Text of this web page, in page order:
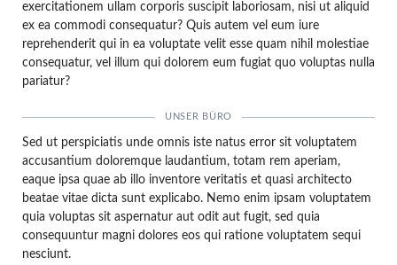
exercitationem ullam corporis suscipit laboriosam, nisi ut aliquid
ex ea commodi consequatur? Quis autem vel eum iure
reprehenderit qui in ea voluptate velit esse quam nihil molestiae
consequatur, vel illum qui dolorem eum fugiat quo voluptas nulla
pariatur?
UNSER BÜRO
Sed ut perspiciatis unde omnis iste natus error sit voluptatem
accusantium doloremque laudantium, totam rem aperiam,
eaque ipsa quae ab illo inventore veritatis et quasi architecto
beatae vitae dicta sunt explicabo. Nemo enim ipsam voluptatem
quia voluptas sit aspernatur aut odit aut fugit, sed quia
consequuntur magni dolores eos qui ratione voluptatem sequi
nesciunt.